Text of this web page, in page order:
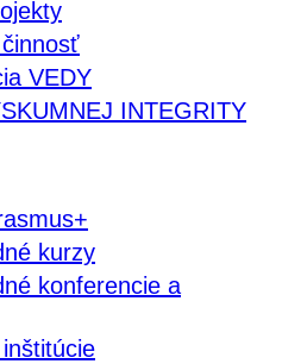
VEDY
INTEGRITY
kurzy
konferencie a